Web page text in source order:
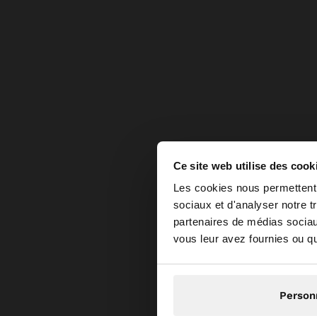
Ce site web utilise des
Les cookies nous
sociaux et d'analyser notre
partenaires de médias
vous leur avez fournies ou
bonjour
Vous accédez au